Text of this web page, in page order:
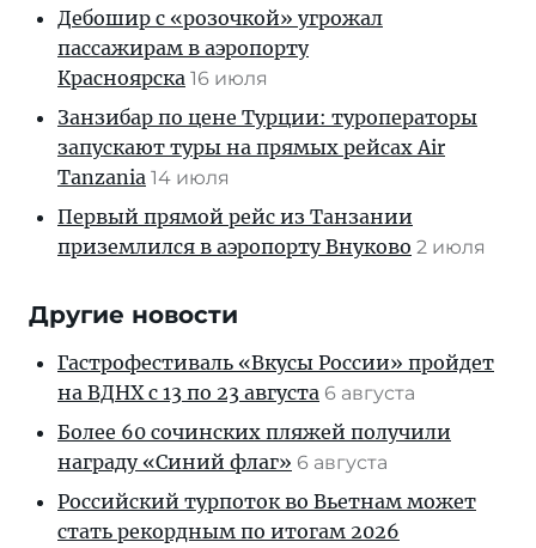
Дебошир с «розочкой» угрожал
пассажирам в аэропорту
Красноярска 16 июля
Занзибар по цене Турции: туроператоры
запускают туры на прямых рейсах Air
Tanzania 14 июля
Первый прямой рейс из Танзании
приземлился в аэропорту Внуково 2 июля
Другие новости
Гастрофестиваль «Вкусы России» пройдет
на ВДНХ с 13 по 23 августа 6 августа
Более 60 сочинских пляжей получили
награду «Синий флаг» 6 августа
Российский турпоток во Вьетнам может
стать рекордным по итогам 2026